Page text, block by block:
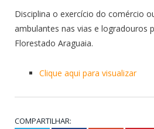
Disciplina o exercício do comércio
ambulantes nas vias e logradouros
Florestado Araguaia.
Clique aqui para visualizar
COMPARTILHAR: